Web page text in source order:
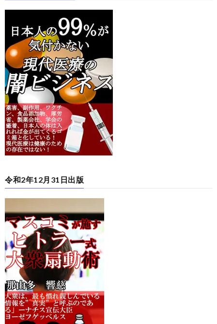
令和2年12月31日出版